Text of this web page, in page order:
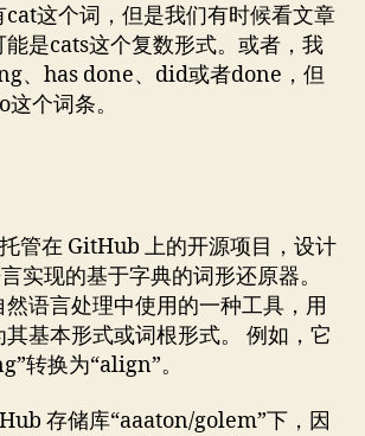
cat这个词，但是我们有时候看文章
是cats这个复数形式。或者，我
、has done、did或者done，但
个词条。
管在 GitHub 上的开源项目，设计
实现的基于字典的词形还原器。
语言处理中使用的一种工具，用
基本形式或词根形式。 例如，它
转换为“align”。
存储库“aaaton/golem”下，因